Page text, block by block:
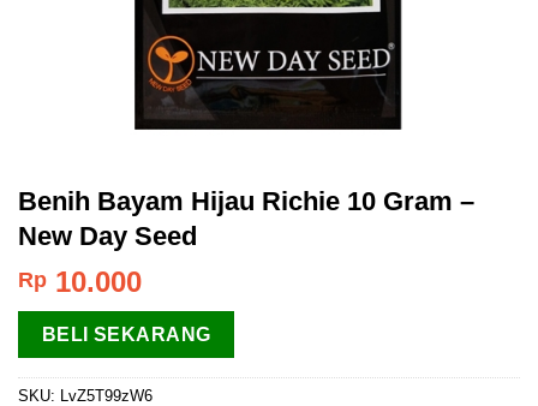
Benih Bayam Hijau Richie 10 Gram –
New Day Seed
Rp 10.000
BELI SEKARANG
SKU: LvZ5T99zW6